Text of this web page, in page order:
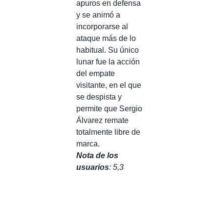
apuros en defensa
y se animó a
incorporarse al
ataque más de lo
habitual. Su único
lunar fue la acción
del empate
visitante, en el que
se despista y
permite que Sergio
Álvarez remate
totalmente libre de
marca.
Nota de los
usuarios: 5,3